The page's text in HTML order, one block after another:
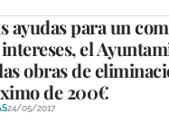
ayudas para un
el
obras de
de 200€
24/05/2017